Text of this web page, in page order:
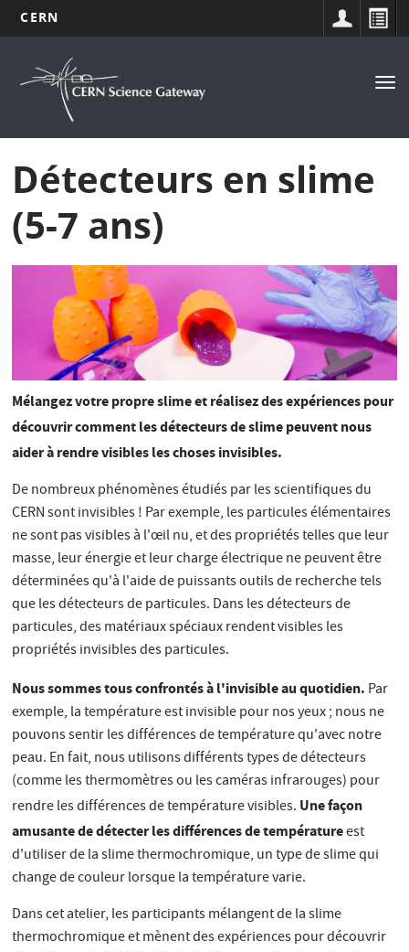
contenu
CERN
Navigation
principale
Détecteurs en slime
(5-7 ans)
Mélangez votre propre slime et réalisez des expériences pour
découvrir comment les détecteurs de slime peuvent nous
aider à rendre visibles les choses invisibles.
De nombreux phénomènes étudiés par les scientifiques du
CERN sont invisibles ! Par exemple, les particules élémentaires
ne sont pas visibles à l'œil nu, et des propriétés telles que leur
masse, leur énergie et leur charge électrique ne peuvent être
déterminées qu'à l'aide de puissants outils de recherche tels
que les détecteurs de particules. Dans les détecteurs de
particules, des matériaux spéciaux rendent visibles les
propriétés invisibles des particules.
Nous sommes tous confrontés à l'invisible au quotidien. Par
exemple, la température est invisible pour nos yeux ; nous ne
pouvons sentir les différences de température qu'avec notre
peau. En fait, nous utilisons différents types de détecteurs
(comme les thermomètres ou les caméras infrarouges) pour
rendre les différences de température visibles. Une façon
amusante de détecter les différences de températureest
d'utiliser de la slime thermochromique, un type de slime qui
change de couleur lorsque la température varie.
Dans cet atelier, les participants mélangent de la slime
thermochromique et mènent des expériences pour découvrir